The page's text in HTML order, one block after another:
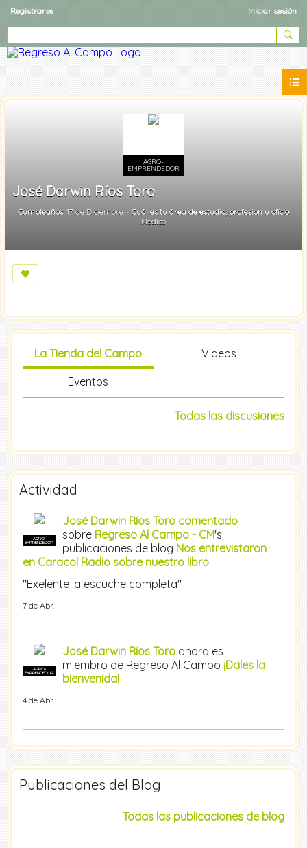
Registrarse Iniciar sesión
AGRO-
EMPRENDEDOR
José Darwin Ríos Toro
Cumpleaños: 17 de Diciembre
Cuál es tu área de estudio, profesion u oficio
Medico
La Tienda del Campo Videos
Eventos
Todas las discusiones
Actividad
AGRO-
EMPRENDEDOR
José Darwin Ríos Toro comentado
sobre Regreso Al Campo - CM's
publicaciones de blog Nos entrevistaron
en Caracol Radio sobre nuestro libro
"Exelente la escuche completa"
7 de Abr.
AGRO-
EMPRENDEDOR
José Darwin Ríos Toro ahora es
miembro de Regreso Al Campo ¡Dales la
bienvenida!
4 de Abr.
Publicaciones del Blog
Todas las publicaciones de blog